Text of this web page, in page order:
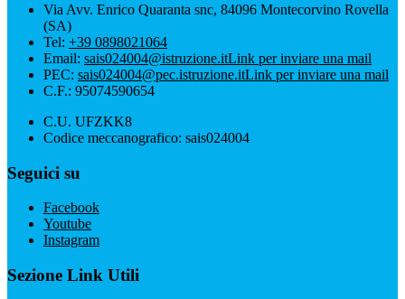
Via Avv. Enrico Quaranta snc, 84096 Montecorvino Rovella
(SA)
Tel: +39 0898021064
Email: sais024004@istruzione.itLink per inviare una mail
PEC: sais024004@pec.istruzione.itLink per inviare una mail
C.F.: 95074590654
C.U. UFZKK8
Codice meccanografico: sais024004
Seguici su
Facebook
Youtube
Instagram
Sezione Link Utili